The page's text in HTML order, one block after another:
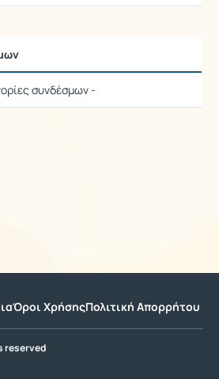
συνδέσμων -
Όροι ΧρήσηςΠολιτική Απορρήτου
reserved